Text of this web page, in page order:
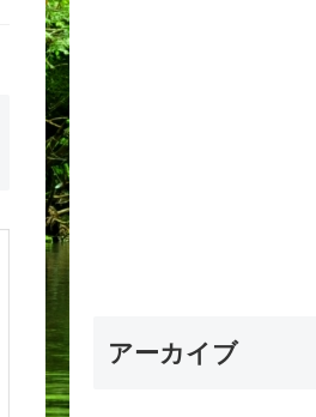
アーカイブ